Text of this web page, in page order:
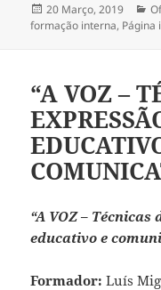
Publicado
a
20 Março, 2019
formação interna, Página
“A VOZ –
“A VOZ –
educativo e
Formador: Luís